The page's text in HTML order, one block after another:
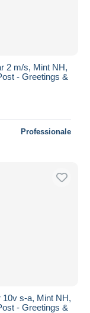
2 m/s, Mint NH,
- Greetings &
Professionale
10v s-a, Mint NH,
- Greetings &